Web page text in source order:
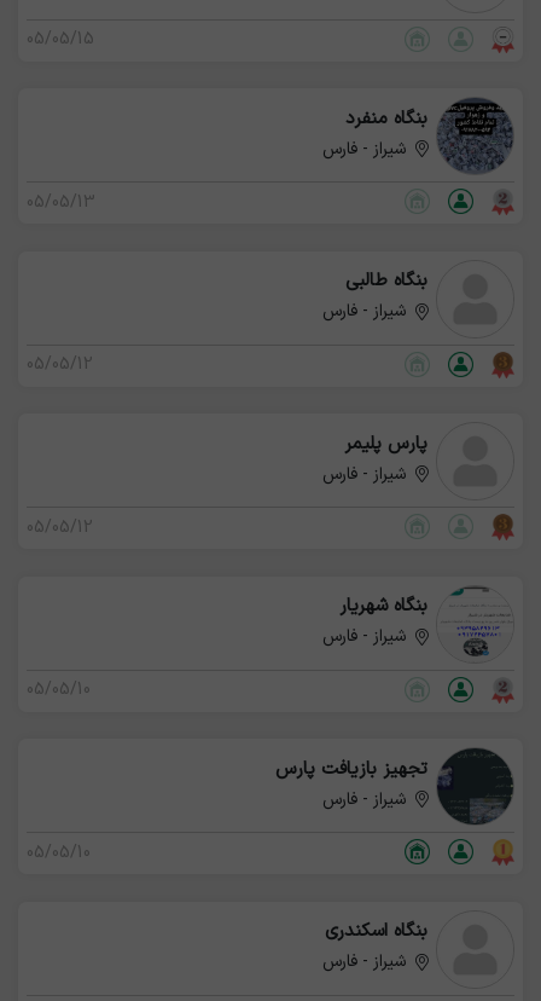
05/05/15
بنگاه منفرد
شیراز - فارس
05/05/13
بنگاه طالبی
شیراز - فارس
05/05/12
پارس پلیمر
شیراز - فارس
05/05/12
بنگاه شهریار
شیراز - فارس
05/05/10
تجهیز بازیافت پارس
شیراز - فارس
05/05/10
بنگاه اسکندری
شیراز - فارس